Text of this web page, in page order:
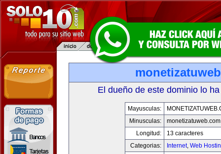
El dueño de este dominio lo
Mayusculas:
Minusculas:
monetizatuweb.com
Longitud:
13 caracteres
Categorias:
Internet, Web